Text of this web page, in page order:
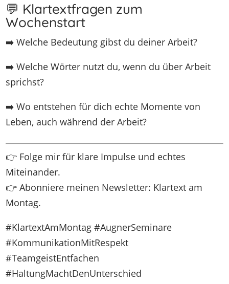
💬 Klartextfragen zum
Wochenstart
➡️ Welche Bedeutung gibst du deiner Arbeit?
➡️ Welche Wörter nutzt du, wenn du über Arbeit
sprichst?
➡️ Wo entstehen für dich echte Momente von
Leben, auch während der Arbeit?
👉 Folge mir für klare Impulse und echtes
Miteinander.
👉 Abonniere meinen Newsletter: Klartext am
Montag.
#KlartextAmMontag #AugnerSeminare
#KommunikationMitRespekt
#TeamgeistEntfachen
#HaltungMachtDenUnterschied